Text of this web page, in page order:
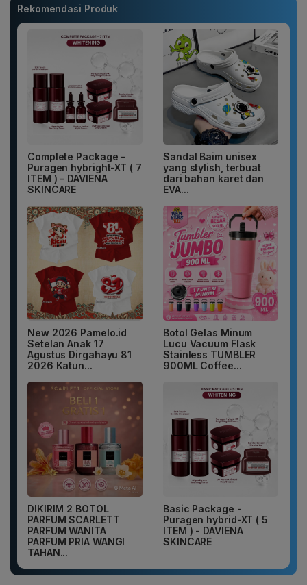
Rekomendasi Produk
Complete Package -
Puragen hybright-XT ( 7
ITEM ) - DAVIENA
SKINCARE
Sandal Baim unisex
yang stylish, terbuat
dari bahan karet dan
EVA...
New 2026 Pamelo.id
Setelan Anak 17
Agustus Dirgahayu 81
2026 Katun...
Botol Gelas Minum
Lucu Vacuum Flask
Stainless TUMBLER
900ML Coffee...
DIKIRIM 2 BOTOL
PARFUM SCARLETT
PARFUM WANITA
PARFUM PRIA WANGI
TAHAN...
Basic Package -
Puragen hybrid-XT ( 5
ITEM ) - DAVIENA
SKINCARE